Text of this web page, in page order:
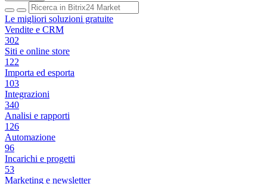
Le migliori soluzioni gratuite
Vendite e CRM
302
Siti e online store
122
Importa ed esporta
103
Integrazioni
340
Analisi e rapporti
126
Automazione
96
Incarichi e progetti
53
Marketing e newsletter